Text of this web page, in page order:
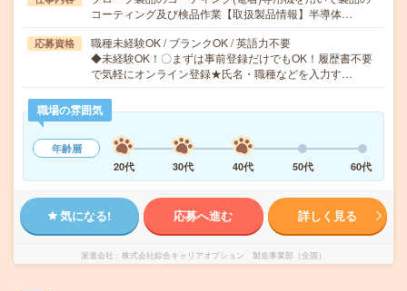
コーティング及び検品作業【取扱製品情報】半導体…
応募資格
職種未経験OK / ブランクOK / 英語力不要
◆未経験OK！〇まずは事前登録だけでもOK！履歴書不要
で気軽にオンライン登録★氏名・職種などを入力す…
職場の雰囲気
年齢層
20代
30代 40代 50代 60代
気になる! 応募へ進む 詳しく見る
派遣会社 株式会社綜合キャリアオプション 製造事業部（全国）